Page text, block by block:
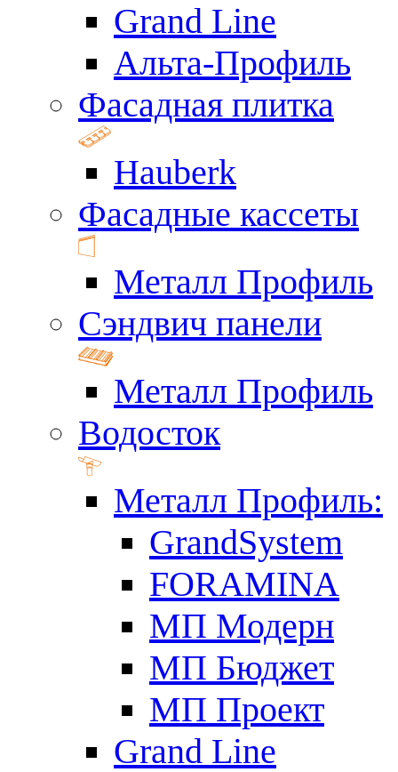
Grand Line
Альта-Профиль
Фасадная плитка
Hauberk
Фасадные кассеты
Металл Профиль
Сэндвич панели
Металл Профиль
Водосток
Металл Профиль:
GrandSystem
FORAMINA
МП Модерн
МП Бюджет
МП Проект
Grand Line